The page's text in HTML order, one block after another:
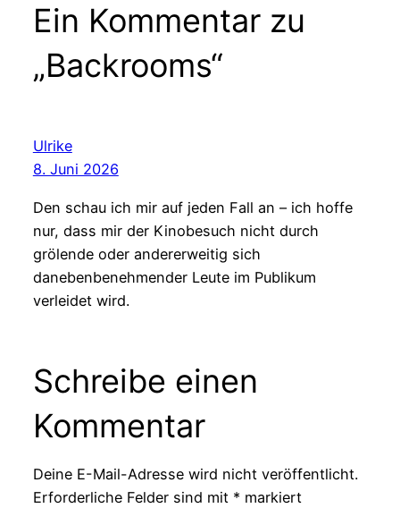
Ein Kommentar zu
„Backrooms“
Ulrike
8. Juni 2026
Den schau ich mir auf jeden Fall an – ich hoffe
nur, dass mir der Kinobesuch nicht durch
grölende oder andererweitig sich
danebenbenehmender Leute im Publikum
verleidet wird.
Schreibe einen
Kommentar
Deine E-Mail-Adresse wird nicht veröffentlicht.
Erforderliche Felder sind mit * markiert